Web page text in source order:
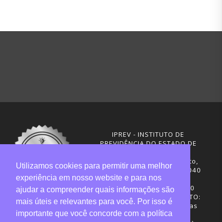
IPREV - INSTITUTO DE
PREVIDÊNCIA DO ESTADO DE
Rua Visconde de Ouro Preto,
291 – Centro - CEP: 88020-040
Florianópolis - SC
Telefones: (48) 3665-4600
HORÁRIO DE FUNCIONAMENTO:
Central de Atendimento: das
12h30 às 18h
Utilizamos cookies para permitir uma melhor
experiência em nosso website e para nos
ajudar a compreender quais informações são
mais úteis e relevantes para você. Por isso é
importante que você concorde com a política